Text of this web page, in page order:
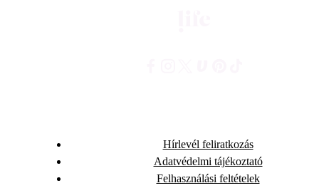
Hírlevél feliratkozás
Adatvédelmi tájékoztató
Felhasználási feltételek